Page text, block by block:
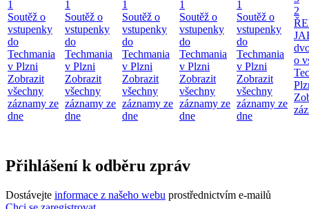
1
Soutěž o
vstupenky
do
Techmania
v Plzni
Zobrazit
všechny
záznamy ze
dne
1
Soutěž o
vstupenky
do
Techmania
v Plzni
Zobrazit
všechny
záznamy ze
dne
1
Soutěž o
vstupenky
do
Techmania
v Plzni
Zobrazit
všechny
záznamy ze
dne
1
Soutěž o
vstupenky
do
Techmania
v Plzni
Zobrazit
všechny
záznamy ze
dne
1
Soutěž o
vstupenky
do
Techmania
v Plzni
Zobrazit
všechny
záznamy ze
dne
2
o
Přihlášení k odběru zpráv
Dostávejte informace z našeho webu prostřednictvím e-mailů